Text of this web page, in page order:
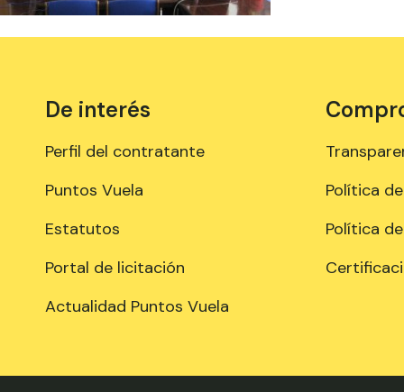
De interés
Perfil del contratante
Puntos Vuela
Estatutos
Portal de licitación
Actualidad Puntos Vuela
Política
Política